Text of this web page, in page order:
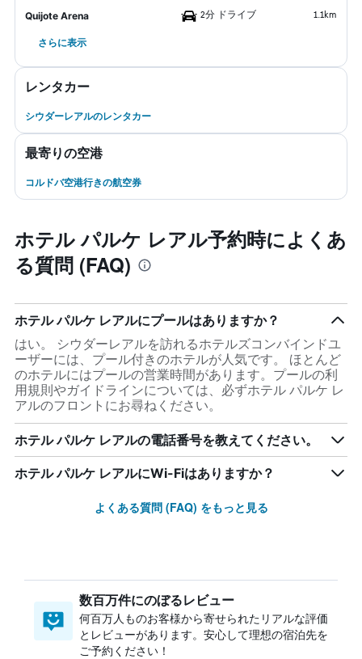
Quijote Arena 2分 ドライブ 1.1km
さらに表示
レンタカー
シウダーレアルのレンタカー
最寄りの空港
コルドバ空港行きの航空券
ホテル パルケ レアル予約時によくあ
る質問 (FAQ)
ホテル パルケ レアルにプールはありますか？
はい。 シウダーレアルを訪れるホテルズコンバインドユ
ーザーには、プール付きのホテルが人気です。 ほとんど
のホテルにはプールの営業時間があります。プールの利
用規則やガイドラインについては、必ずホテル パルケ レ
アルのフロントにお尋ねください。
ホテル パルケ レアルの電話番号を教えてください。
ホテル パルケ レアルにWi-Fiはありますか？
よくある質問 (FAQ) をもっと見る
数百万件にのぼるレビュー
何百万人ものお客様から寄せられたリアルな評価
とレビューがあります。安心して理想の宿泊先を
ご予約ください！